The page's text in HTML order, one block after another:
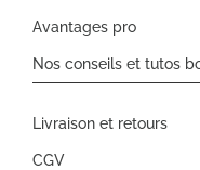
Avantages pro
Nos conseils et tutos
Livraison et retours
CGV